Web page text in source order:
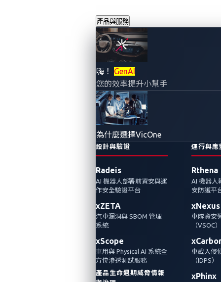
產品與服務
嗨！ GenAI
您的效率提升小幫手
為什麼選擇VicOne
設計與驗證
Radeis
AI 機器人部署前資安與運
作安全驗證平台
xZETA
汽車漏洞與 SBOM 管理
系統
xScope
車用與 Physical AI 系統全
方位滲透測試服務
產品生命週期威脅情報
運行與應
Rthena
AI 機器人
安防護平
xNexus
車隊資安
（VSOC
車載入侵
（IDPS）
xPhinx
Block Harbor
攜手推出首屆
專注於汽車領域的搶旗（CTF）競賽後，這兩
大網路安全強者今年再度合作，持續致力於提
升汽車網路安全的技能與能力。
全球車輛網路安全競賽（VCC）旨在透過 CTF